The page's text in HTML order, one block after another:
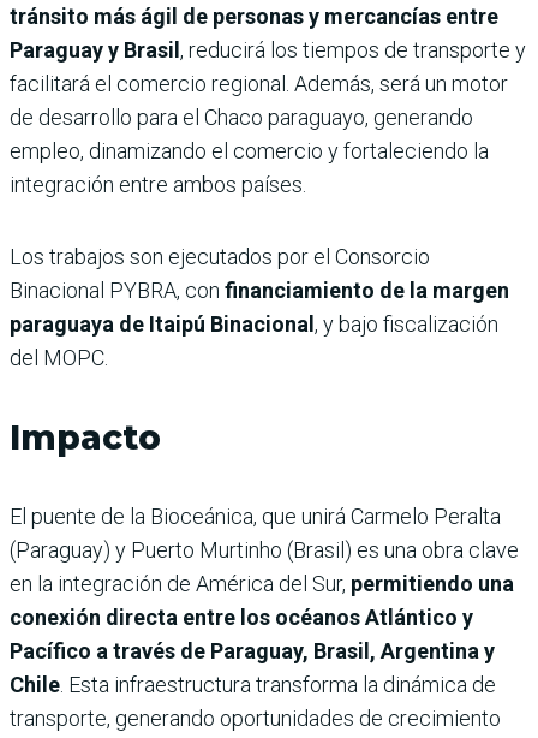
tránsito más ágil de personas y mercancías entre
Paraguay y Brasil , reducirá los tiempos de transporte y
facilitará el comercio regional. Además, será un motor
de desarrollo para el Chaco paraguayo, generando
empleo, dinamizando el comercio y fortaleciendo la
integración entre ambos países.
Los trabajos son ejecutados por el Consorcio
Binacional PYBRA, con financiamiento de la margen
paraguaya de Itaipú Binacional , y bajo fiscalización
del MOPC.
Impacto
El puente de la Bioceánica, que unirá Carmelo Peralta
(Paraguay) y Puerto Murtinho (Brasil) es una obra clave
en la integración de América del Sur, permitiendo una
conexión directa entre los océanos Atlántico y
Pacífico a través de Paraguay, Brasil, Argentina y
Chile . Esta infraestructura transforma la dinámica de
transporte, generando oportunidades de crecimiento